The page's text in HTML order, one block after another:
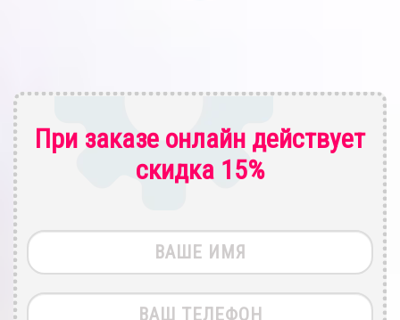
При заказе онлайн действует
скидка 15%